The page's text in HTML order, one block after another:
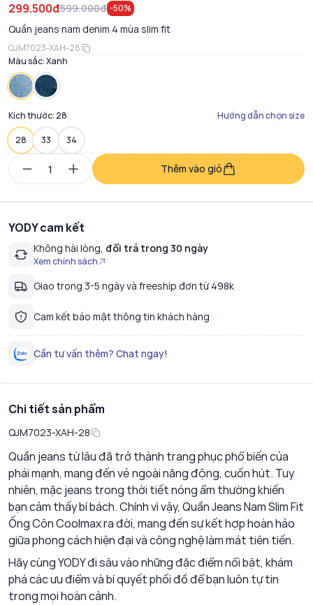
299.500đ599.000đ -50%
Quần jeans nam denim 4 mùa slim fit
QJM7023-XAH-28
Màu sắc:Xanh
Kích thước:28 Hướng dẫn chọn size
28 33 34
Thêm vào giỏ
YODY cam kết
Không hài lòng, đổi trả trong 30 ngày
Xem chính sách
Giao trong 3-5 ngày và freeship đơn từ 498k
Cam kết bảo mật thông tin khách hàng
Cần tư vấn thêm? Chat ngay!
Chi tiết sản phẩm
QJM7023-XAH-28
Quần jeans từ lâu đã trở thành trang phục phổ biến của
phái mạnh, mang đến vẻ ngoài năng động, cuốn hút. Tuy
nhiên, mặc jeans trong thời tiết nóng ẩm thường khiến
bạn cảm thấy bí bách. Chính vì vậy, Quần Jeans Nam Slim Fit
Ống Côn Coolmax ra đời, mang đến sự kết hợp hoàn hảo
giữa phong cách hiện đại và công nghệ làm mát tiên tiến.
Hãy cùng YODY đi sâu vào những đặc điểm nổi bật, khám
phá các ưu điểm và bí quyết phối đồ để bạn luôn tự tin
trong mọi hoàn cảnh.